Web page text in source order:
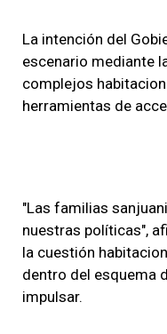
La intención del
escenario mediante
complejos
herramientas de
"Las familias
nuestras políticas",
la cuestión
dentro del esquema
impulsar.